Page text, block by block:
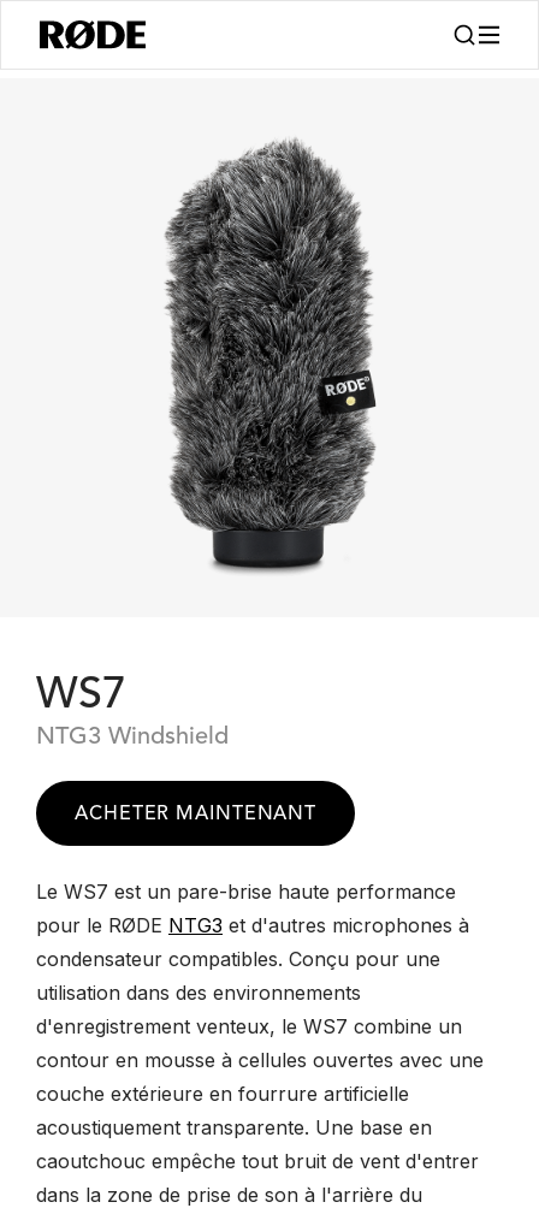
WS7
NTG3 Windshield
ACHETER MAINTENANT
Le WS7 est un pare-brise haute performance
pour le RØDE NTG3 et d'autres microphones à
condensateur compatibles. Conçu pour une
utilisation dans des environnements
d'enregistrement venteux, le WS7 combine un
contour en mousse à cellules ouvertes avec une
couche extérieure en fourrure artificielle
acoustiquement transparente. Une base en
caoutchouc empêche tout bruit de vent d'entrer
dans la zone de prise de son à l'arrière du